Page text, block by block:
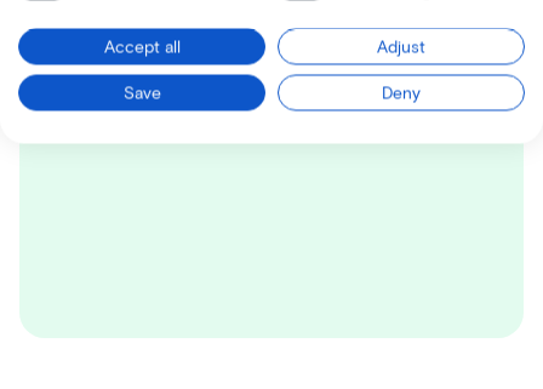
Accept all Adjust
Save Deny